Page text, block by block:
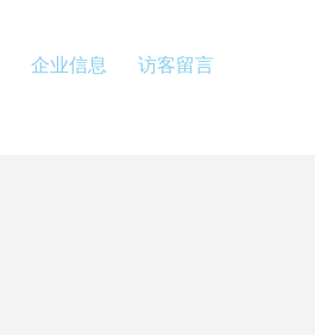
企业信息 访客留言